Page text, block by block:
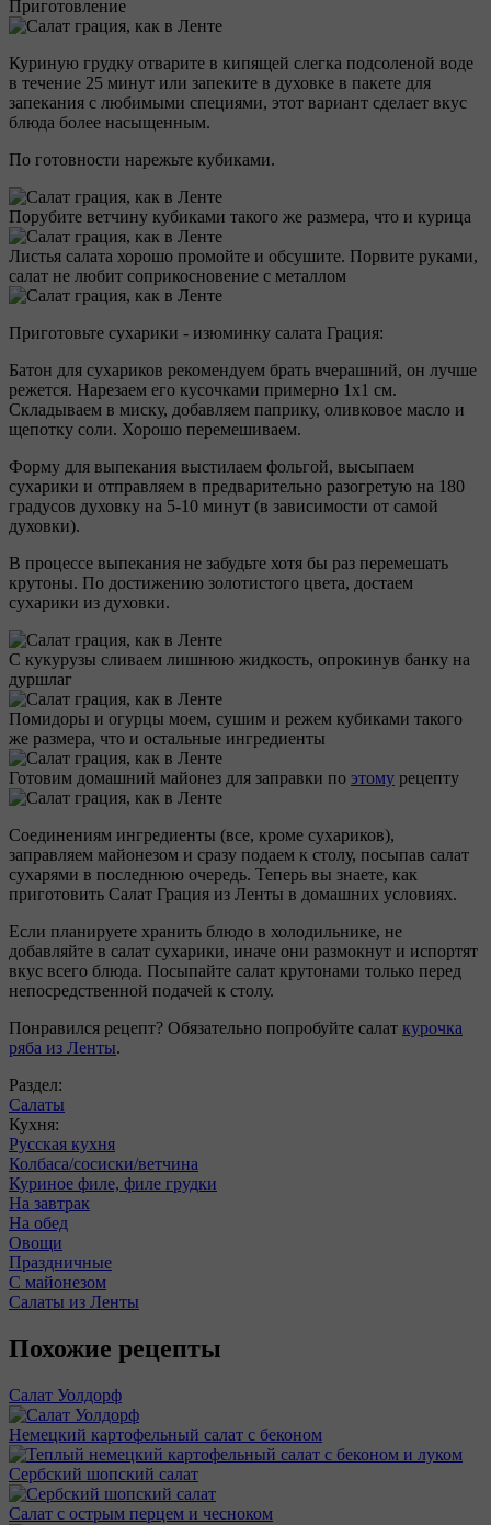
Приготовление
Куриную грудку отварите в кипящей слегка подсоленой воде
в течение 25 минут или запеките в духовке в пакете для
запекания с любимыми специями, этот вариант сделает вкус
блюда более насыщенным.
По готовности нарежьте кубиками.
Порубите ветчину кубиками такого же размера, что и курица
Листья салата хорошо промойте и обсушите. Порвите руками,
салат не любит соприкосновение с металлом
Приготовьте сухарики - изюминку салата Грация:
Батон для сухариков рекомендуем брать вчерашний, он лучше
режется. Нарезаем его кусочками примерно 1х1 см.
Складываем в миску, добавляем паприку, оливковое масло и
щепотку соли. Хорошо перемешиваем.
Форму для выпекания выстилаем фольгой, высыпаем
сухарики и отправляем в предварительно разогретую на 180
градусов духовку на 5-10 минут (в зависимости от самой
духовки).
В процессе выпекания не забудьте хотя бы раз перемешать
крутоны. По достижению золотистого цвета, достаем
сухарики из духовки.
С кукурузы сливаем лишнюю жидкость, опрокинув банку на
дуршлаг
Помидоры и огурцы моем, сушим и режем кубиками такого
же размера, что и остальные ингредиенты
Готовим домашний майонез для заправки по этому рецепту
Соединениям ингредиенты (все, кроме сухариков),
заправляем майонезом и сразу подаем к столу, посыпав салат
сухарями в последнюю очередь. Теперь вы знаете, как
приготовить Салат Грация из Ленты в домашних условиях.
Если планируете хранить блюдо в холодильнике, не
добавляйте в салат сухарики, иначе они размокнут и испортят
вкус всего блюда. Посыпайте салат крутонами только перед
непосредственной подачей к столу.
Понравился рецепт? Обязательно попробуйте салат курочка
ряба из Ленты.
Раздел:
Салаты
Кухня:
Русская кухня
Колбаса/сосиски/ветчина
Куриное филе, филе грудки
На завтрак
На обед
Овощи
Праздничные
С майонезом
Салаты из Ленты
Похожие рецепты
Салат Уолдорф
Немецкий картофельный салат с беконом
Сербский шопский салат
Салат с острым перцем и чесноком